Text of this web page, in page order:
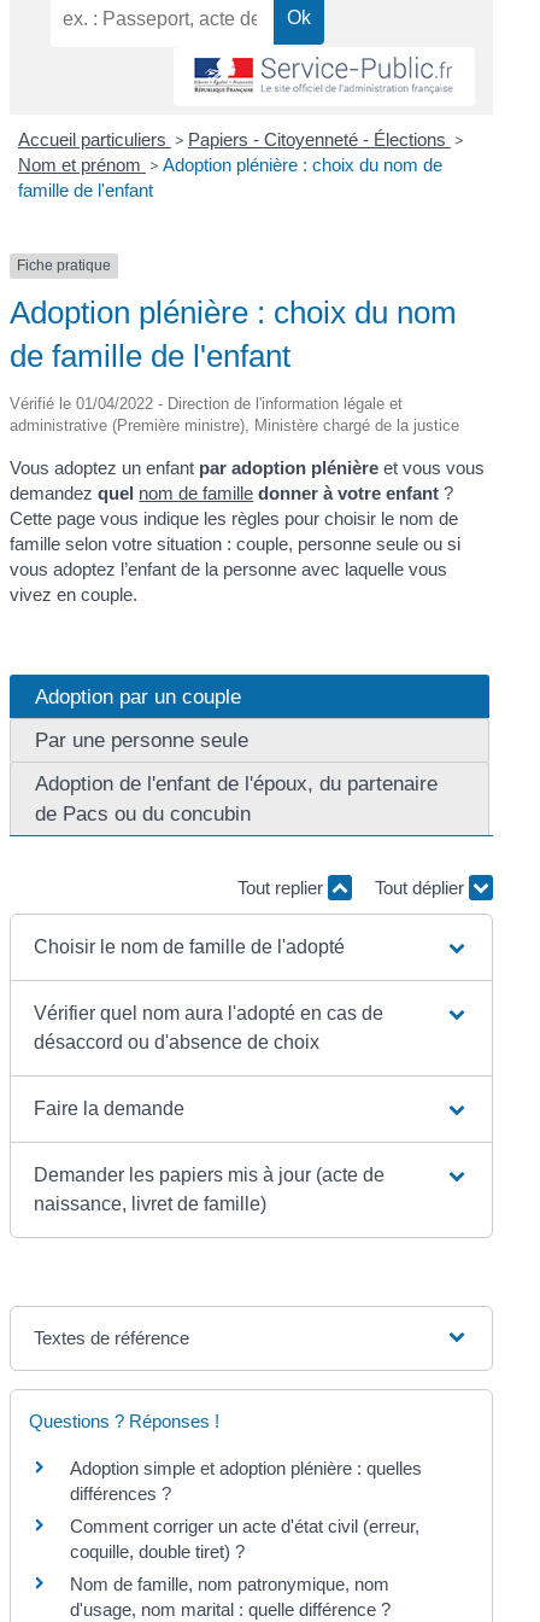
Accueil particuliers > Papiers - Citoyenneté - Élections >
Nom et prénom > Adoption plénière : choix du nom de
famille de l'enfant
Fiche pratique
Adoption plénière : choix du nom
de famille de l'enfant
Vérifié le 01/04/2022 - Direction de l'information légale et
administrative (Première ministre), Ministère chargé de la justice
Vous adoptez un enfant par adoption plénière et vous vous
demandezquel nom de famille donner à votre enfant ?
Cette page vous indique les règles pour choisir le nom de
famille selon votre situation : couple, personne seule ou si
vous adoptez l’enfant de la personne avec laquelle vous
vivez en couple.
Adoption par un couple
Par une personne seule
Adoption de l'enfant de l'époux, du partenaire
de Pacs ou du concubin
Tout replier Tout déplier
Choisir le nom de famille de l'adopté
Vérifier quel nom aura l'adopté en cas de
désaccord ou d'absence de choix
Faire la demande
Demander les papiers mis à jour (acte de
naissance, livret de famille)
Textes de référence
Questions ? Réponses !
Adoption simple et adoption plénière : quelles
différences ?
Comment corriger un acte d'état civil (erreur,
coquille, double tiret) ?
Nom de famille, nom patronymique, nom
d'usage, nom marital : quelle différence ?